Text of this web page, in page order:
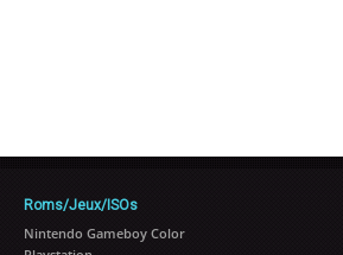
Roms/Jeux/ISOs
Nintendo Gameboy Color